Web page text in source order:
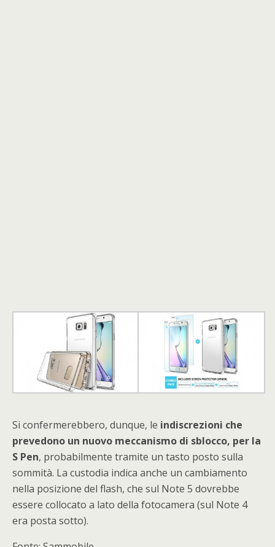
Si confermerebbero, dunque, le indiscrezioni che
prevedono un nuovo meccanismo di sblocco, per la
S Pen, probabilmente tramite un tasto posto sulla
sommità. La custodia indica anche un cambiamento
nella posizione del flash, che sul Note 5 dovrebbe
essere collocato a lato della fotocamera (sul Note 4
era posta sotto).